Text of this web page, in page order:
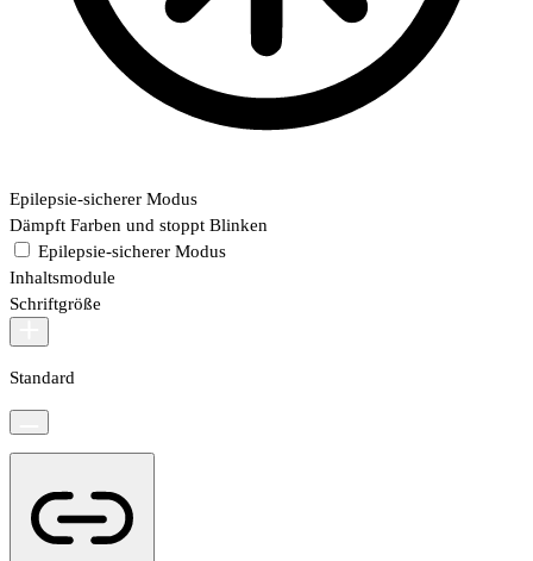
Epilepsie-sicherer Modus
Dämpft Farben und stoppt Blinken
Epilepsie-sicherer Modus
Inhaltsmodule
Schriftgröße
Standard